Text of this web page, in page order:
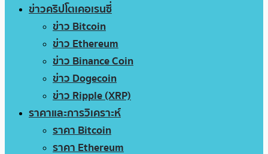
ข่าวคริปโตเคอเรนซี่
ข่าว Bitcoin
ข่าว Ethereum
ข่าว Binance Coin
ข่าว Dogecoin
ข่าว Ripple (XRP)
ราคาและการวิเคราะห์
ราคา Bitcoin
ราคา Ethereum